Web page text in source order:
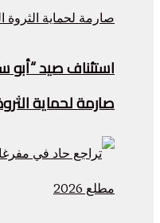
استئناف صيد
صارمة لحماية